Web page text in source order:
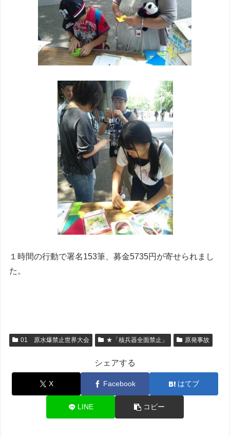
１時間の行動で署名153筆、募金5735円が寄せられまし
た。
01 原水爆禁止世界大会 ★「核兵器全面禁止」 原発事故
シェアする
X Facebook はてブ
LINE コピー